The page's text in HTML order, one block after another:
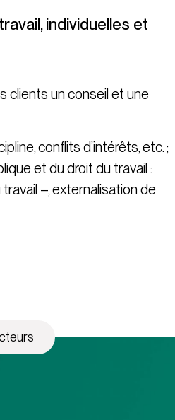
individuelles et
clients un conseil et une
conflits d’intérêts, etc. ;
et du droit du travail :
–, externalisation de